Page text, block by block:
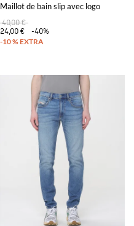
Maillot de bain slip avec logo
40,00 €
24,00 €
-40%